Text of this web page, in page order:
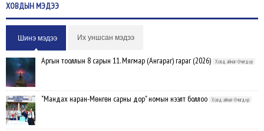
ХОВДЫНМЭДЭЭ
Шинэ мэдээ Их уншсан мэдээ
Аргын тооллын 8 сарын 11. Мягмар (Ангараг) гараг (2026) Ховд аймаг-Өчигдөр
"Мандах наран-Мөнгөн сарны дор" номын нээлт боллоо Ховд аймаг-Өчигдөр